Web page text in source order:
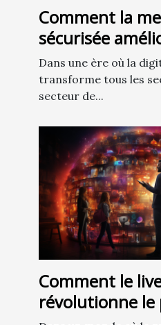
Comment la
sécurisée
secteur de
Dans une ère où la
transforme tous les
secteur de...
Comment le
révolutionne le